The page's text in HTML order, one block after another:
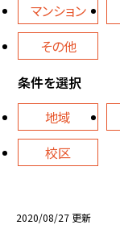
マンション
その他
条件を選択
地域
校区
2020/08/27 更新